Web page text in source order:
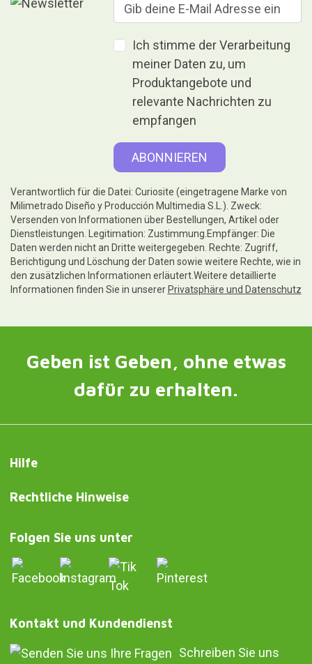
Ich stimme der Verarbeitung
meiner Daten zu, um
Produktangebote und
relevante Nachrichten zu
empfangen
Verantwortlich für die Datei: Curiosite (eingetragene Marke von
Milimetrado Diseño y Producción Multimedia S.L.). Zweck:
Versenden von Informationen über Bestellungen, Artikel oder
Dienstleistungen. Legitimation: Zustimmung.Empfänger: Die
Daten werden nicht an Dritte weitergegeben. Rechte: Zugriff,
Berichtigung und Löschung der Daten sowie weitere Rechte, wie in
den zusätzlichen Informationen erläutert.Weitere detaillierte
Informationen finden Sie in unserer Privatsphäre und Datenschutz
Geben ist Geben, ohne etwas
dafür zu erhalten.
Hilfe
Rechtliche Hinweise
Folgen Sie uns unter
Kontakt und Kundendienst
Schreiben Sie uns